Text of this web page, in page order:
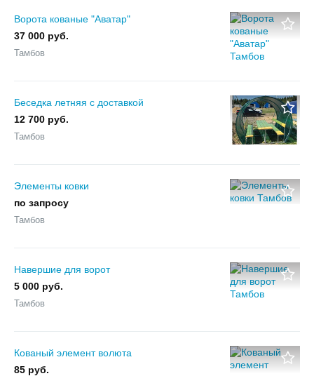
Ворота кованые "Аватар"
37 000 руб.
Тамбов
Беседка летняя с доставкой
12 700 руб.
Тамбов
Элементы ковки
по запросу
Тамбов
Навершие для ворот
5 000 руб.
Тамбов
Кованый элемент волюта
85 руб.